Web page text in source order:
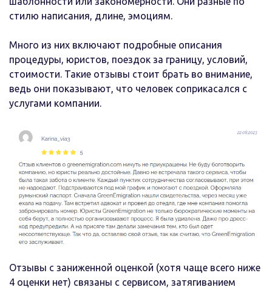
стилю написания, длине, эмоциям.
Много из них включают подробные описания
процедуры, юристов, поездок за границу, условий,
стоимости. Такие отзывы стоит брать во внимание,
ведь они показывают, что человек соприкасался с
услугами компании.
Отзывы с заниженной оценкой (хотя чаще всего ниже
4 оценки нет) связаны с сервисом, затягиванием